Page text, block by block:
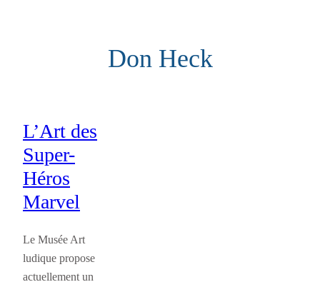
Don Heck
L’Art des
Super-
Héros
Marvel
Le Musée Art
ludique propose
actuellement un